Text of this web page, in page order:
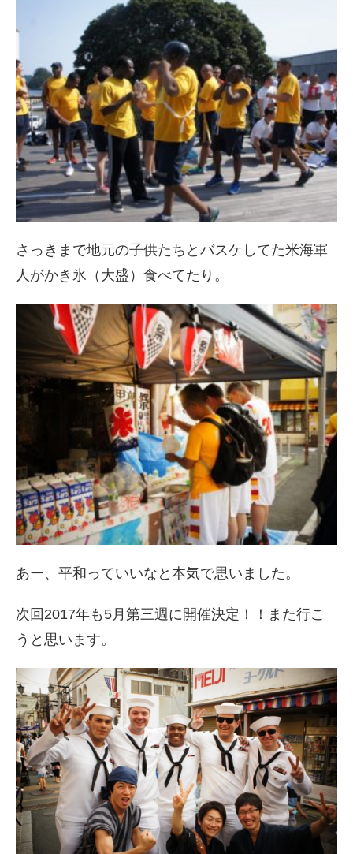
さっきまで地元の子供たちとバスケしてた米海軍
人がかき氷（大盛）食べてたり。
あー、平和っていいなと本気で思いました。
次回2017年も5月第三週に開催決定！！また行こ
うと思います。